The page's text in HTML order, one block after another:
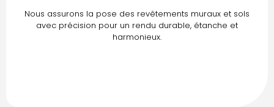
Nous assurons la pose des revêtements muraux et sols
avec précision pour un rendu durable, étanche et
harmonieux.